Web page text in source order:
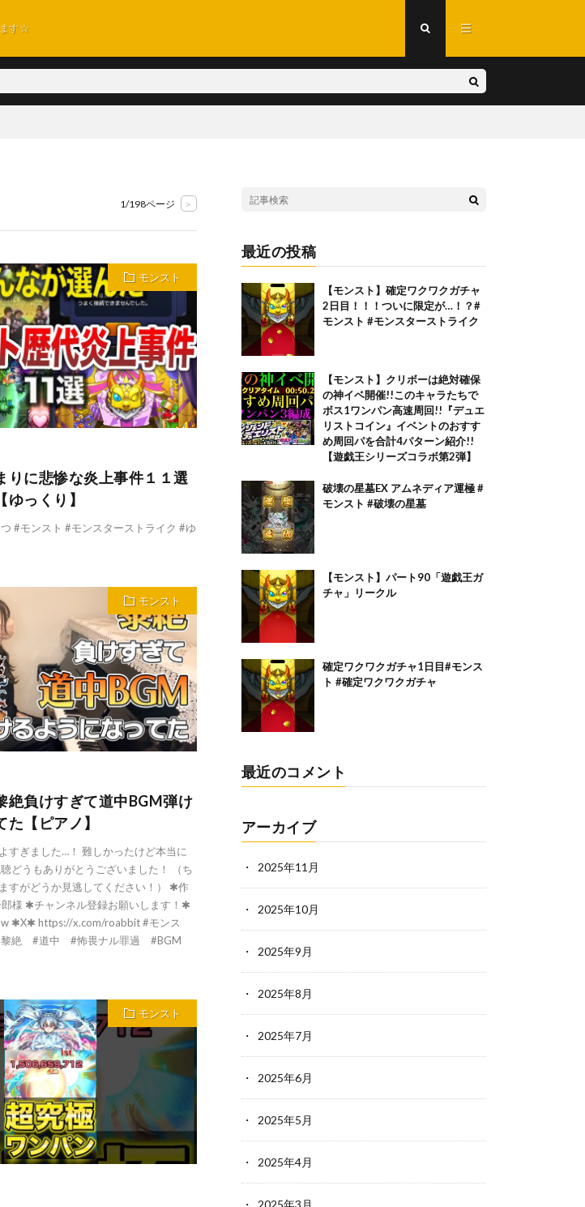
す☆
1/198ページ >
モンスト
りに悲惨な炎上事件１１選
ゆっくり】
#モンスト #モンスターストライク #ゆ
モンスト
絶負けすぎて道中BGM弾け
【ピアノ】
すぎました…！ 難しかったけど本当に
どうもありがとうございました！ （ち
すがどうか見逃してください！） ✱作
様 ✱チャンネル登録お願いします！✱
✱X✱ https://x.com/roabbit #モンス
絶 #道中 #怖畏ナル罪過 #BGM
モンスト
最近の投稿
【モンスト】確定ワクワクガチャ
2日目！！！ついに限定が…！？#
モンスト #モンスターストライク
【モンスト】クリボーは絶対確保
の神イベ開催!!このキャラたちで
ボス1ワンパン高速周回!!『デュエ
リストコイン』イベントのおすす
め周回パを合計4パターン紹介!!
【遊戯王シリーズコラボ第2弾】
破壊の星墓EX アムネディア運極 #
モンスト #破壊の星墓
【モンスト】パート90「遊戯王ガ
チャ」リークル
確定ワクワクガチャ1日目#モンス
ト #確定ワクワクガチャ
最近のコメント
アーカイブ
2025年11月
2025年10月
2025年9月
2025年8月
2025年7月
2025年6月
2025年5月
2025年4月
2025年3月